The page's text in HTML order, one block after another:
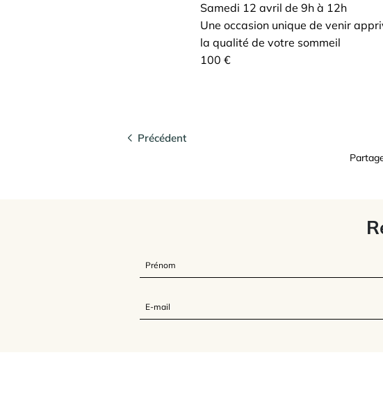
Samedi 12 avril de 9h à 12h
Une occasion unique de venir
la qualité de votre sommeil
100 €
Précédent